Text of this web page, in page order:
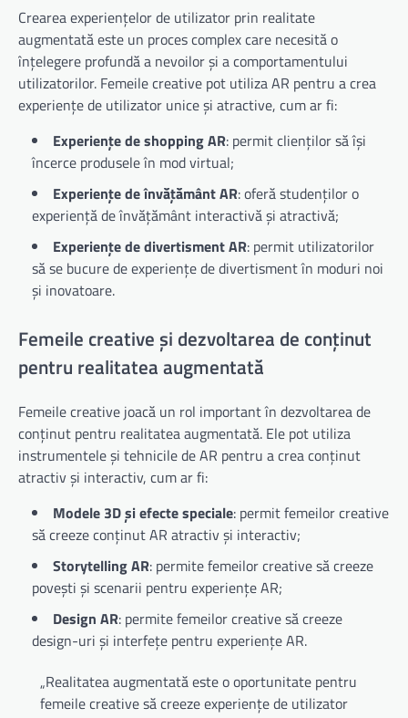
Crearea experiențelor de utilizator prin realitate
augmentată este un proces complex care necesită o
înțelegere profundă a nevoilor și a comportamentului
utilizatorilor. Femeile creative pot utiliza AR pentru a crea
experiențe de utilizator unice și atractive, cum ar fi:
Experiențe de shopping AR: permit clienților să își
încerce produsele în mod virtual;
Experiențe de învățământ AR: oferă studenților o
experiență de învățământ interactivă și atractivă;
Experiențe de divertisment AR: permit utilizatorilor
să se bucure de experiențe de divertisment în moduri noi
și inovatoare.
Femeile creative și dezvoltarea de conținut
pentru realitatea augmentată
Femeile creative joacă un rol important în dezvoltarea de
conținut pentru realitatea augmentată. Ele pot utiliza
instrumentele și tehnicile de AR pentru a crea conținut
atractiv și interactiv, cum ar fi:
Modele 3D și efecte speciale: permit femeilor creative
să creeze conținut AR atractiv și interactiv;
Storytelling AR: permite femeilor creative să creeze
povești și scenarii pentru experiențe AR;
Design AR: permite femeilor creative să creeze
design-uri și interfețe pentru experiențe AR.
„Realitatea augmentată este o oportunitate pentru
femeile creative să creeze experiențe de utilizator